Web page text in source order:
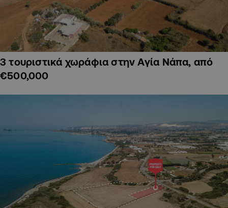
3 τουριστικά χωράφια στην Αγία Νάπα, από
€500,000